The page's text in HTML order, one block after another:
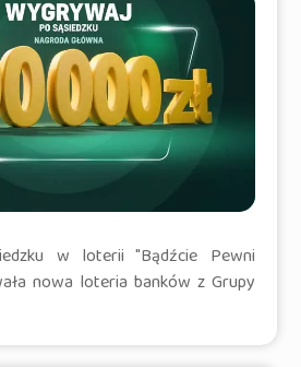
w loterii "Bądźcie Pewni
nowa loteria banków z Grupy